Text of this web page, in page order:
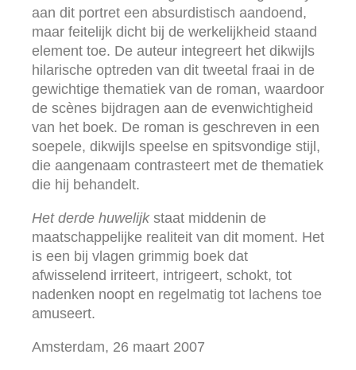
aan dit portret een absurdistisch aandoend,
maar feitelijk dicht bij de werkelijkheid staand
element toe. De auteur integreert het dikwijls
hilarische optreden van dit tweetal fraai in de
gewichtige thematiek van de roman, waardoor
de scènes bijdragen aan de evenwichtigheid
van het boek. De roman is geschreven in een
soepele, dikwijls speelse en spitsvondige stijl,
die aangenaam contrasteert met de thematiek
die hij behandelt.
Het derde huwelijkstaat middenin de
maatschappelijke realiteit van dit moment. Het
is een bij vlagen grimmig boek dat
afwisselend irriteert, intrigeert, schokt, tot
nadenken noopt en regelmatig tot lachens toe
amuseert.
Amsterdam, 26 maart 2007